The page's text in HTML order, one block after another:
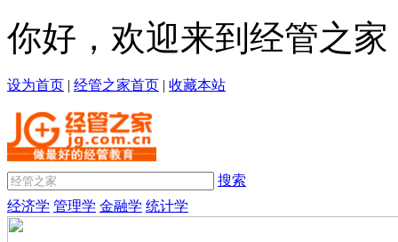
你好，欢迎来到经管之家
设为首页 | 经管之家首页 | 收藏本站
搜索
经济学 管理学 金融学 统计学